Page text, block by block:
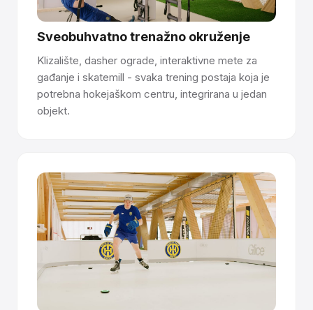
Sveobuhvatno trenažno okruženje
Klizalište, dasher ograde, interaktivne mete za
gađanje i skatemill - svaka trening postaja koja je
potrebna hokejaškom centru, integrirana u jedan
objekt.